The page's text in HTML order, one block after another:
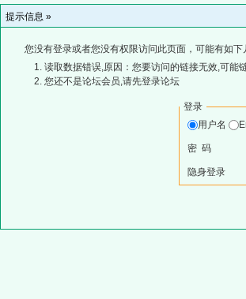
提示信息 »
您没有登录或者您没有权限访问此页面，可能有如下
读取数据错误,原因：您要访问的链接无效,可能
您还不是论坛会员,请先登录论坛
登录
用户名
密 码
隐身登录